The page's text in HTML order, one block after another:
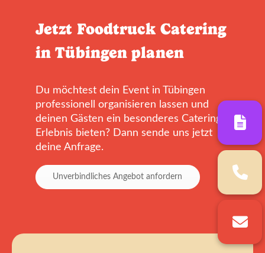
Jetzt Foodtruck Catering
in Tübingen planen
Du möchtest dein Event in Tübingen
professionell organisieren lassen und
deinen Gästen ein besonderes Catering-
Erlebnis bieten? Dann sende uns jetzt
deine Anfrage.
Unverbindliches Angebot anfordern